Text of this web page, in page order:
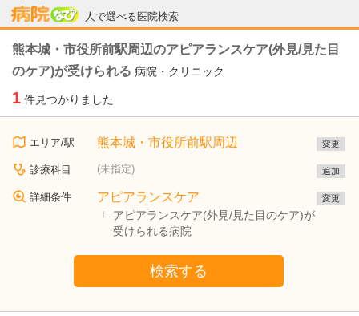
人で選べる医院検索
病院なび
熊本城・市役所前駅周辺のアピアランスケア(外見/見た目
のケア)が受けられる 病院・クリニック
1 件見つかりました
エリア/駅 熊本城・市役所前駅周辺 変更
診療科目 (未指定) 追加
詳細条件 アピアランスケア
アピアランスケア(外見/見た目のケア)が
受けられる病院
変更
検索する